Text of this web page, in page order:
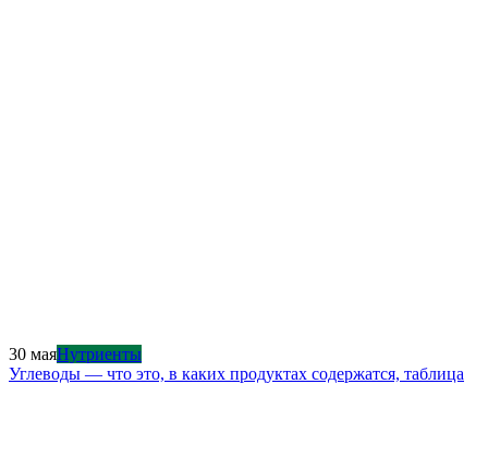
30 маяНутриенты
Углеводы — что это, в каких продуктах содержатся, таблица